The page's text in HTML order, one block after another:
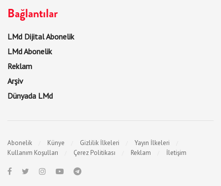
Bağlantılar
LMd Dijital Abonelik
LMd Abonelik
Reklam
Arşiv
Dünyada LMd
Abonelik Künye Gizlilik İlkeleri
Yayın İlkeleri
Kullanım Koşulları
Çerez Politikası Reklam İletişim